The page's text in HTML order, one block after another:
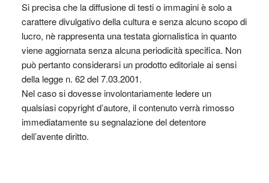
Si precisa che la diffusione di testi o immagini è solo a
carattere divulgativo della cultura e senza alcuno scopo di
lucro, nè rappresenta una testata giornalistica in quanto
viene aggiornata senza alcuna periodicità specifica. Non
può pertanto considerarsi un prodotto editoriale ai sensi
della legge n. 62 del 7.03.2001.
Nel caso si dovesse involontariamente ledere un
qualsiasi copyright d’autore, il contenuto verrà rimosso
immediatamente su segnalazione del detentore
dell’avente diritto.